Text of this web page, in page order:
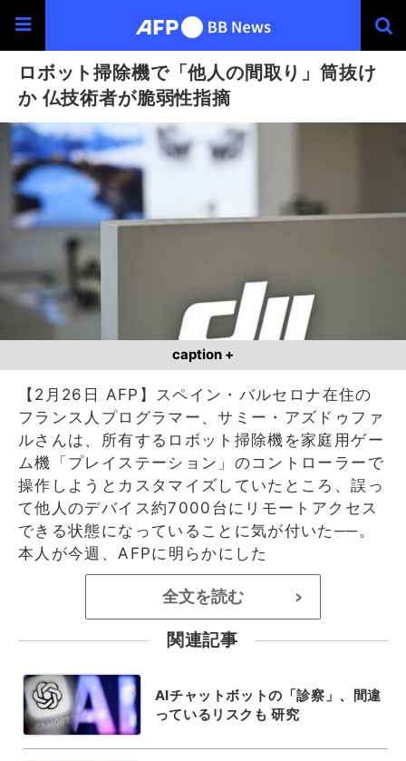
ロボット掃除機で「他人の間取り」筒抜け
か 仏技術者が脆弱性指摘
caption +
【2月26日 AFP】スペイン・バルセロナ在住の
フランス人プログラマー、サミー・アズドゥファ
ルさんは、所有するロボット掃除機を家庭用ゲー
ム機「プレイステーション」のコントローラーで
操作しようとカスタマイズしていたところ、誤っ
て他人のデバイス約7000台にリモートアクセス
できる状態になっていることに気が付いた──。
本人が今週、AFPに明らかにした
全文を読む >
関連記事
AIチャットボットの「診察」、間違
っているリスクも 研究